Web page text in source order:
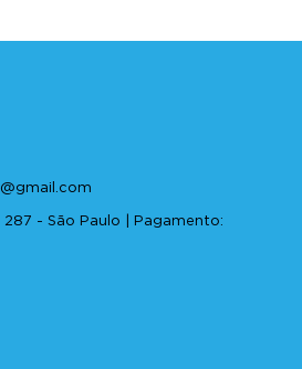
287 - São Paulo | Pagamento: